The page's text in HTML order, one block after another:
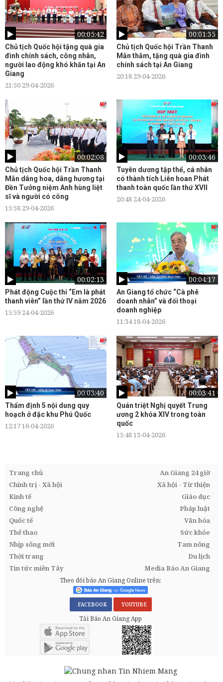
00:05:42
Chủ tịch Quốc hội tặng quà gia
đình chính sách, công nhân,
người lao động khó khăn tại An
Giang
21:50 29-04-2026
00:01:35
Chủ tịch Quốc hội Trần Thanh
Mẫn thăm, tặng quà gia đình
chính sách tại An Giang
20:18 29-04-2026
00:02:08
Chủ tịch Quốc hội Trần Thanh
Mẫn dâng hoa, dâng hương tại
Đền Tưởng niệm Anh hùng liệt
sĩ và người có công
15:58 29-04-2026
00:03:46
Tuyên dương tập thể, cá nhân
có thành tích Liên hoan Phát
thanh toàn quốc lần thứ XVII
20:48 24-04-2026
00:02:13
Phát động Cuộc thi “Em là phát
thanh viên” lần thứ IV năm 2026
15:59 24-04-2026
00:04:17
An Giang tổ chức “Cà phê
doanh nhân” và đối thoại
doanh nghiệp
11:34 18-04-2026
00:03:40
Thẩm định 5 nội dung quy
hoạch ở đặc khu Phú Quốc
12:17 16-04-2026
00:03:41
Quán triệt Nghị quyết Trung
ương 2 khóa XIV trong toàn
quốc
15:48 13-04-2026
Trang chủ
An Giang 24 giờ
Chính trị - Xã hội
Xã hội - Từ thiện
Kinh tế
Giáo dục
Công nghệ
Pháp luật
Quốc tế
Văn hóa
Thể thao
Sức khỏe
Nhịp sống mới
Tam nông
Thời trang
Du lịch
Tin tức miền Tây
Media Báo An Giang
Theo dõi báo An Giang Online trên:
FACEBOOK YOUTUBE
Tải Báo An Giang App